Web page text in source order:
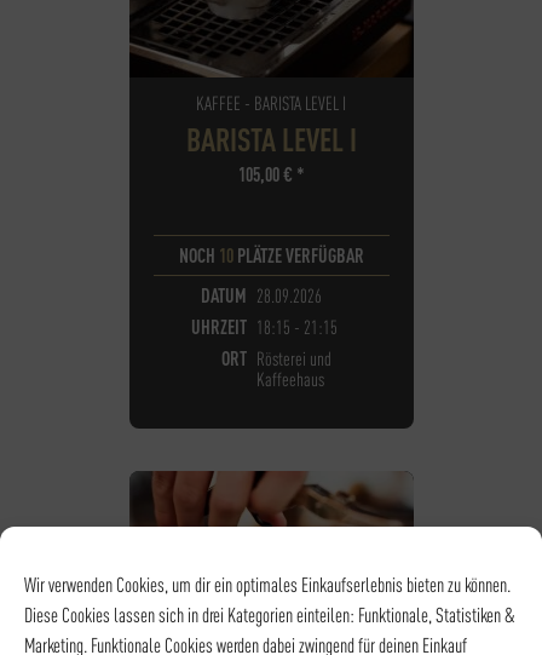
Wir verwenden Cookies, um dir ein optimales Einkaufserlebnis bieten zu können.
Diese Cookies lassen sich in drei Kategorien einteilen: Funktionale, Statistiken &
Marketing. Funktionale Cookies werden dabei zwingend für deinen Einkauf
KAFFEE - BARISTA LEVEL I
BARISTA LEVEL I
105,00€ *
NOCH 10PLÄTZE VERFÜGBAR
DATUM 28.09.2026
UHRZEIT 18:15 - 21:15
ORT Rösterei und
Kaffeehaus